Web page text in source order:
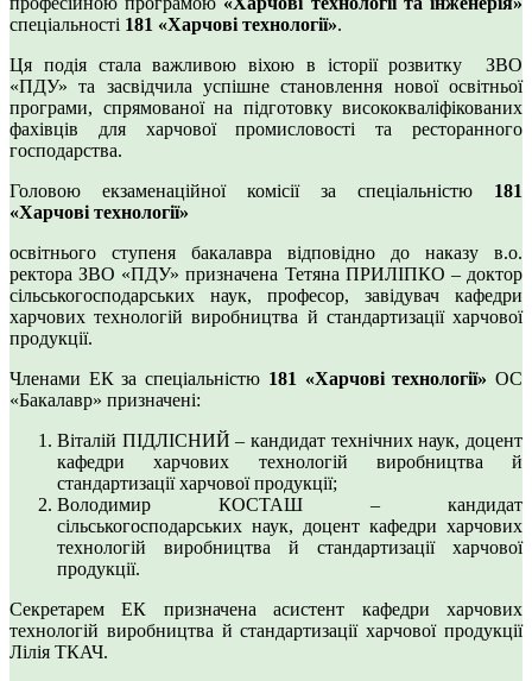
спеціальності 181 «Харчові технології».
Ця подія стала важливою віхою в історії розвитку ЗВО
«ПДУ» та засвідчила успішне становлення нової освітньої
програми, спрямованої на підготовку висококваліфікованих
фахівців для харчової промисловості та ресторанного
господарства.
Головою екзаменаційної комісії за спеціальністю 181
«Харчові технології»
освітнього ступеня бакалавра відповідно до наказу в.о.
ректора ЗВО «ПДУ» призначена Тетяна ПРИЛІПКО – доктор
сільськогосподарських наук, професор, завідувач кафедри
харчових технологій виробництва й стандартизації харчової
продукції.
Членами ЕК за спеціальністю 181 «Харчові технології» ОС
«Бакалавр» призначені:
Віталій ПІДЛІСНИЙ – кандидат технічних наук, доцент
кафедри харчових технологій виробництва й
стандартизації харчової продукції;
Володимир КОСТАШ – кандидат
сільськогосподарських наук, доцент кафедри харчових
технологій виробництва й стандартизації харчової
продукції.
Секретарем ЕК призначена асистент кафедри харчових
технологій виробництва й стандартизації харчової продукції
Лілія ТКАЧ.